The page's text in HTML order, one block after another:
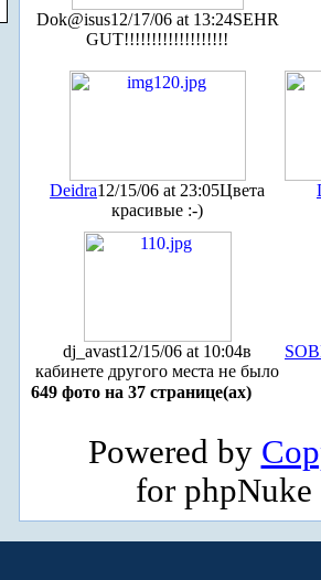
Dok@isus12/17/06 at 13:24SEHR
GUT!!!!!!!!!!!!!!!!!!!
Deidra12/15/06 at 23:05Цвета
красивые :-)
dj_avast12/15/06 at 10:04в
кабинете другого места не было
649 фото на 37 странице(ах)
Powered by
for